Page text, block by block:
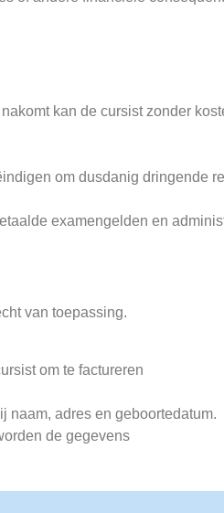
kan de cursist zonder
om dusdanig dringende
examengelden en
van toepassing.
om te factureren
adres en geboortedatum.
de gegevens